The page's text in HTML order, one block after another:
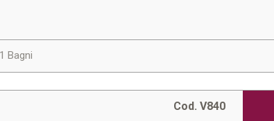
1 Bagni
Cod. V840